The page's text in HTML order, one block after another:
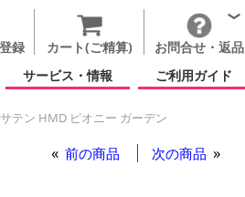
録 カート(ご精算)
お問合せ・返品
サービス・情報 ご利用ガイド
サテン HMD ピオニー ガーデン
前の商品 次の商品